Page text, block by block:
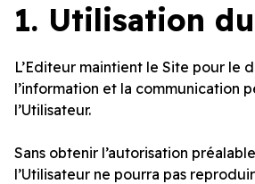
1. Utilisation
L’Editeur maintient le Site pour le
l’information et la communication
l’Utilisateur.
Sans obtenir l’autorisation
l’Utilisateur ne pourra pas